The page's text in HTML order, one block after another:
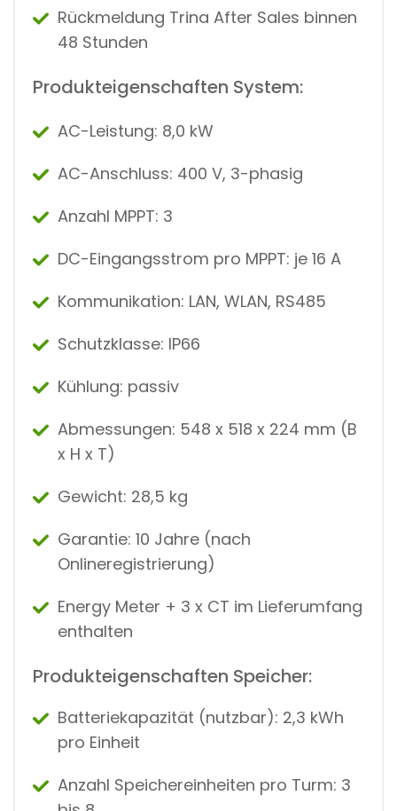
Rückmeldung Trina After Sales binnen
48 Stunden
Produkteigenschaften System:
AC-Leistung: 8,0 kW
AC-Anschluss: 400 V, 3-phasig
Anzahl MPPT: 3
DC-Eingangsstrom pro MPPT: je 16 A
Kommunikation: LAN, WLAN, RS485
Schutzklasse: IP66
Kühlung: passiv
Abmessungen: 548 x 518 x 224 mm (B
x H x T)
Gewicht: 28,5 kg
Garantie: 10 Jahre (nach
Onlineregistrierung)
Energy Meter + 3 x CT im Lieferumfang
enthalten
Produkteigenschaften Speicher:
Batteriekapazität (nutzbar): 2,3 kWh
pro Einheit
Anzahl Speichereinheiten pro Turm: 3